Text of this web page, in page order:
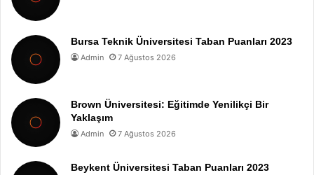
Bursa Teknik Üniversitesi Taban Puanları 2023
Admin 7 Ağustos 2026
Brown Üniversitesi: Eğitimde Yenilikçi Bir
Yaklaşım
Admin 7 Ağustos 2026
Beykent Üniversitesi Taban Puanları 2023